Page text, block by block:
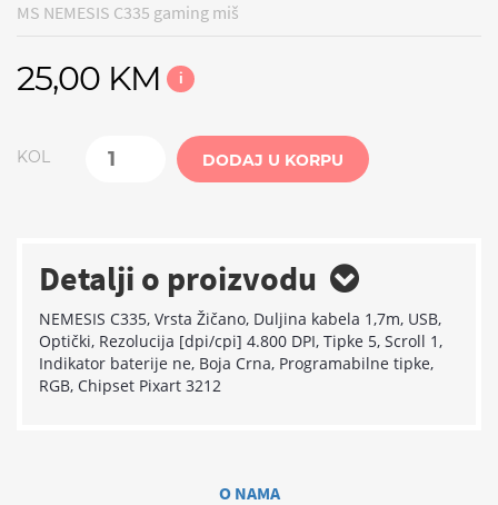
MS NEMESIS C335 gaming miš
25,00 KM i
KOL DODAJ U KORPU
Detalji o proizvodu
NEMESIS C335, Vrsta Žičano, Duljina kabela 1,7m, USB,
Optički, Rezolucija [dpi/cpi] 4.800 DPI, Tipke 5, Scroll 1,
Indikator baterije ne, Boja Crna, Programabilne tipke,
RGB, Chipset Pixart 3212
O NAMA